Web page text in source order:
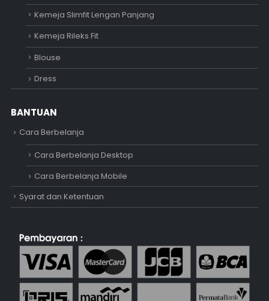
Kemeja Slimfit Lengan Panjang
Kemeja Rileks Fit
Blouse
Dress
BANTUAN
Cara Berbelanja
Cara Berbelanja Desktop
Cara Berbelanja Mobile
Syarat dan Ketentuan